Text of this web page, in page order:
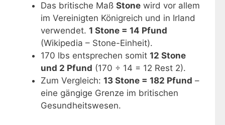
Das britische Maß Stone wird vor allem
im Vereinigten Königreich und in Irland
verwendet. 1 Stone = 14 Pfund
(Wikipedia – Stone-Einheit).
170 lbs entsprechen somit 12 Stone
und 2 Pfund (170 ÷ 14 = 12 Rest 2).
Zum Vergleich: 13 Stone = 182 Pfund –
eine gängige Grenze im britischen
Gesundheitswesen.